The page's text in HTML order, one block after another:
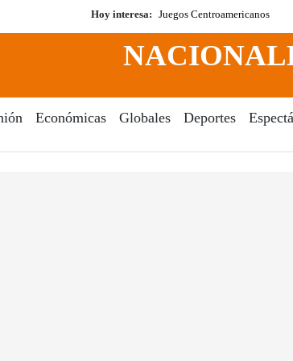
Hoy interesa: Juegos Centroamericanos
Económicas Globales Deportes